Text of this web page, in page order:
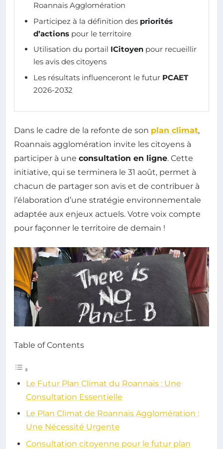
Roannais Agglomération
Participez à la définition des priorités
d’actions pour le territoire
Utilisation du portail ICitoyen pour recueillir
les avis des citoyens
Les résultats influenceront le futur PCAET
2026-2032
Dans le cadre de la refonte de son plan climat,
Roannais agglomération invite les citoyens à
participer à une consultation en ligne. Cette
initiative, qui se terminera le 31 août, permet à
chacun de partager son avis et de contribuer à
l’élaboration d’une stratégie environnementale
adaptée aux enjeux actuels. Votre voix compte
pour façonner le territoire de demain !
Table of Contents
Le Futur Plan Climat du Roannais : Une
Consultation Essentielle
Le Plan Climat de Roannais Agglomération :
Une Nécessité Urgente
Consultation citoyenne pour le futur plan